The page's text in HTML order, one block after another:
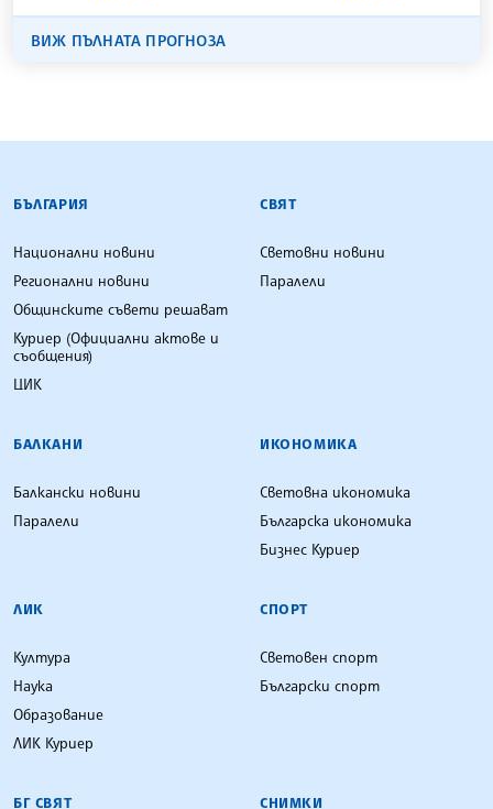
ВИЖ ПЪЛНАТА ПРОГНОЗА
БЪЛГАРСКА ТЕЛЕГРАФНА АГЕНЦИЯ
БЪЛГАРИЯ
Национални новини
Регионални новини
Общинските съвети решават
Куриер (Официални актове и
съобщения)
ЦИК
СВЯТ
Световни новини
Паралели
БАЛКАНИ
Балкански новини
Паралели
ИКОНОМИКА
Световна икономика
Българска икономика
Бизнес Куриер
ЛИК
Култура
Наука
Образование
ЛИК Куриер
СПОРТ
Световен спорт
Български спорт
БГ СВЯТ СНИМКИ